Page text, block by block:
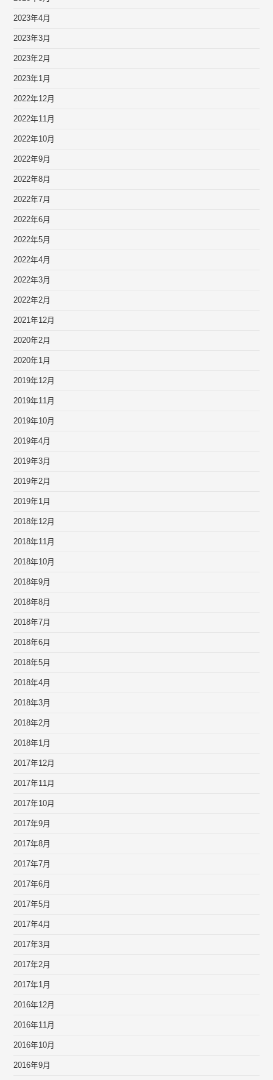
2023年4月
2023年3月
2023年2月
2023年1月
2022年12月
2022年11月
2022年10月
2022年9月
2022年8月
2022年7月
2022年6月
2022年5月
2022年4月
2022年3月
2022年2月
2021年12月
2020年2月
2020年1月
2019年12月
2019年11月
2019年10月
2019年4月
2019年3月
2019年2月
2019年1月
2018年12月
2018年11月
2018年10月
2018年9月
2018年8月
2018年7月
2018年6月
2018年5月
2018年4月
2018年3月
2018年2月
2018年1月
2017年12月
2017年11月
2017年10月
2017年9月
2017年8月
2017年7月
2017年6月
2017年5月
2017年4月
2017年3月
2017年2月
2017年1月
2016年12月
2016年11月
2016年10月
2016年9月